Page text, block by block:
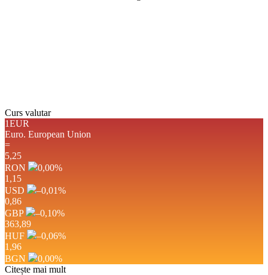
Curs valutar
1EUR
Euro. European Union
=
5,25
RON
0,00%
1,15
USD
–0,01%
0,86
GBP
–0,10%
363,89
HUF
–0,06%
1,96
BGN
0,00%
Citește mai mult